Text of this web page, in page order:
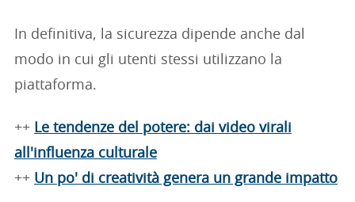
In definitiva, la sicurezza dipende anche dal
modo in cui gli utenti stessi utilizzano la
piattaforma.
++ Le tendenze del potere: dai video virali
all'influenza culturale
++ Un po' di creatività genera un grande impatto